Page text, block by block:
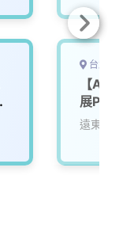
台北
【AI
展PM
遠東國